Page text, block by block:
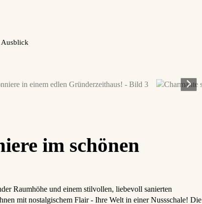
Ausblick
im schönen
Raumhöhe und einem stilvollen, liebevoll sanierten
mit nostalgischem Flair - Ihre Welt in einer Nussschale! Die